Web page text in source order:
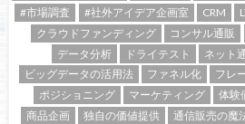
#市場調査
#社外アイデア企画室 CRM
クラウドファンディング
コンサル通販
データ分析
ドライテスト ネット
ビッグデータの活用法
ファネル化 フレ
ポジショニング
マーケティング 体験
商品企画
独自の価値提供 通信販売の魔